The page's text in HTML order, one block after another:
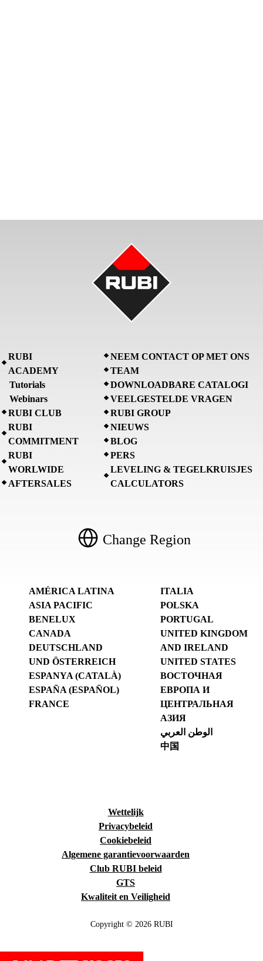
RUBI
ACADEMY
Tutorials
Webinars
RUBI CLUB
RUBI
COMMITMENT
RUBI
WORLWIDE
AFTERSALES
NEEM CONTACT OP MET ONS
TEAM
DOWNLOADBARE CATALOGI
VEELGESTELDE VRAGEN
RUBI GROUP
NIEUWS
BLOG
PERS
LEVELING & TEGELKRUISJES
CALCULATORS
Change Region
AMÉRICA LATINA
ASIA PACIFIC
BENELUX
CANADA
DEUTSCHLAND
UND ÖSTERREICH
ESPANYA (CATALÀ)
ESPAÑA (ESPAÑOL)
FRANCE
ITALIA
POLSKA
PORTUGAL
UNITED KINGDOM
AND IRELAND
UNITED STATES
ВОСТОЧНАЯ
ЕВРОПА И
ЦЕНТРАЛЬНАЯ
АЗИЯ
الوطن العربي
中国
Wettelijk
Privacybeleid
Cookiebeleid
Algemene garantievoorwaarden
Club RUBI beleid
GTS
Kwaliteit en Veiligheid
Copyright © 2026 RUBI